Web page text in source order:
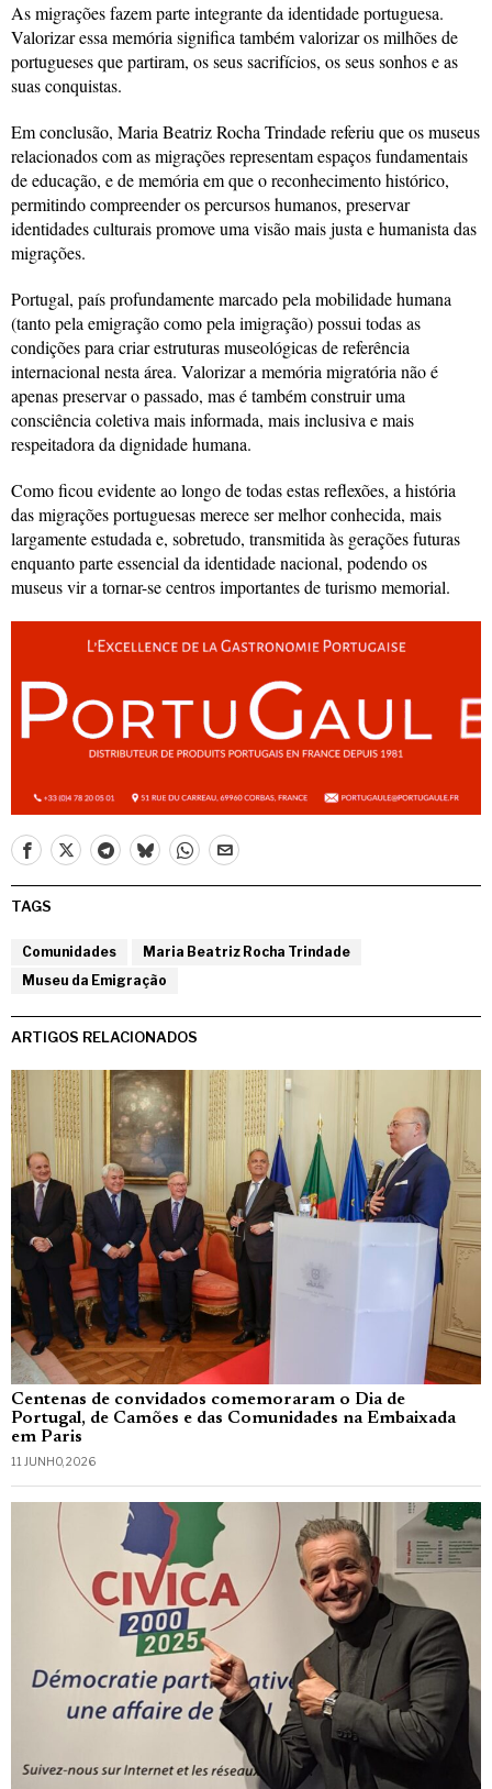
As migrações fazem parte integrante da identidade portuguesa.
Valorizar essa memória significa também valorizar os milhões de
portugueses que partiram, os seus sacrifícios, os seus sonhos e as
suas conquistas.
Em conclusão, Maria Beatriz Rocha Trindade referiu que os museus
relacionados com as migrações representam espaços fundamentais
de educação, e de memória em que o reconhecimento histórico,
permitindo compreender os percursos humanos, preservar
identidades culturais promove uma visão mais justa e humanista das
migrações.
Portugal, país profundamente marcado pela mobilidade humana
(tanto pela emigração como pela imigração) possui todas as
condições para criar estruturas museológicas de referência
internacional nesta área. Valorizar a memória migratória não é
apenas preservar o passado, mas é também construir uma
consciência coletiva mais informada, mais inclusiva e mais
respeitadora da dignidade humana.
Como ficou evidente ao longo de todas estas reflexões, a história
das migrações portuguesas merece ser melhor conhecida, mais
largamente estudada e, sobretudo, transmitida às gerações futuras
enquanto parte essencial da identidade nacional, podendo os
museus vir a tornar-se centros importantes de turismo memorial.
TAGS
Comunidades
Maria Beatriz Rocha Trindade
Museu da Emigração
ARTIGOS RELACIONADOS
Centenas de convidados comemoraram o Dia de
Portugal, de Camões e das Comunidades na Embaixada
em Paris
11 JUNHO, 2026